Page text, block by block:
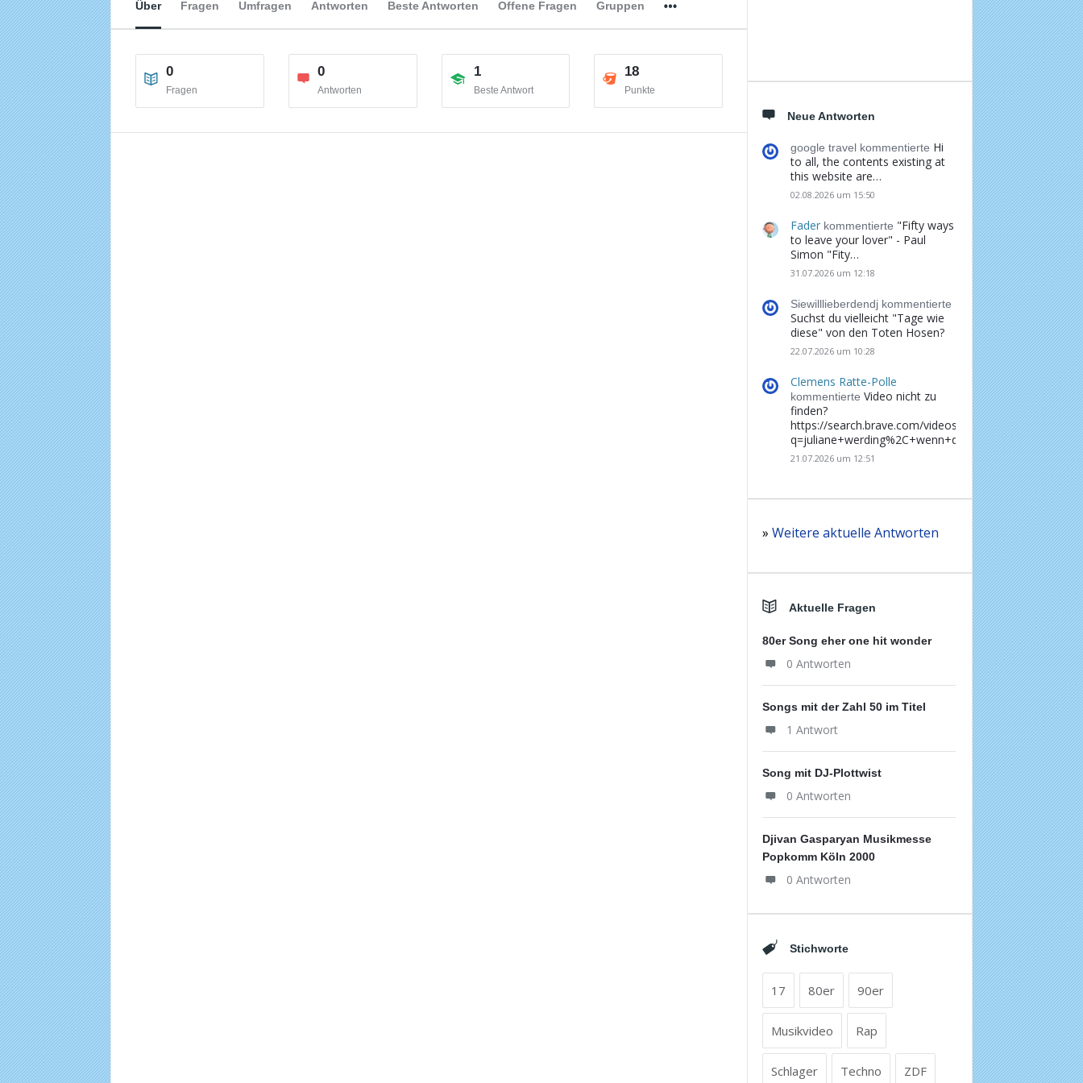
Über Fragen Umfragen Antworten Beste Antworten Offene Fragen Gruppen
0
Fragen
0
Antworten
1
Beste Antwort
18
Punkte
Neue Antworten
google travel kommentierte Hi
to all, the contents existing at
this website are…
02.08.2026 um 15:50
Fader kommentierte "Fifty ways
to leave your lover" - Paul
Simon "Fity…
31.07.2026 um 12:18
Siewilllieberdendj kommentierte
Suchst du vielleicht "Tage wie
diese" von den Toten Hosen?
22.07.2026 um 10:28
Clemens Ratte-Polle
kommentierte Video nicht zu
finden?
https://search.brave.com/videos?
21.07.2026 um 12:51
» Weitere aktuelle Antworten
Aktuelle Fragen
80er Song eher one hit wonder
0 Antworten
Songs mit der Zahl 50 im Titel
1 Antwort
Song mit DJ-Plottwist
0 Antworten
Djivan Gasparyan Musikmesse
Popkomm Köln 2000
0 Antworten
Stichworte
17 80er 90er
Musikvideo Rap
Schlager Techno ZDF